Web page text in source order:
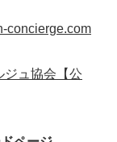
concierge.com
ジュ協会【公